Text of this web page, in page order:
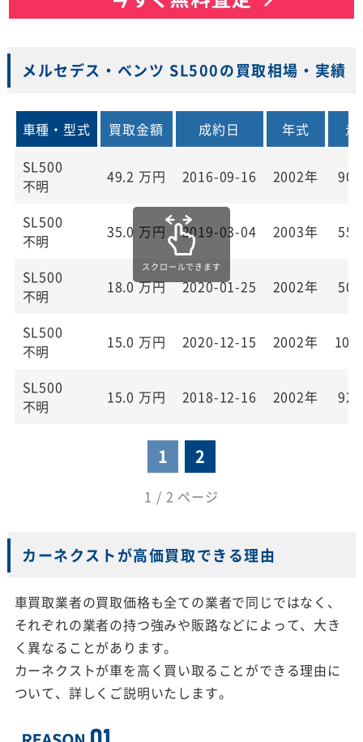
メルセデス・ベンツ SL500の買取相場・実績
車種・型式 買取金額 成約日 年式
走
SL500
不明
49.2 万円 2016-09-16 2002年
SL500
不明
35.0 万円 2019-03-04 2003年
SL500
不明
18.0万円 2020-01-25 2002年
SL500
不明
15.0 万円 2020-12-15 2002年
SL500
不明
15.0 万円 2018-12-16 2002年
1 2
1 / 2 ページ
カーネクストが高価買取できる理由
車買取業者の買取価格も全ての業者で同じではなく、
それぞれの業者の持つ強みや販路などによって、大き
く異なることがあります。
カーネクストが車を高く買い取ることができる理由に
ついて、詳しくご説明いたします。